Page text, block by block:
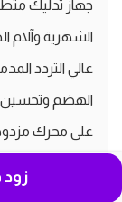
جهاز تدليك
الشهرية وآلام
عالي التردد
الهضم وتحسين
على محرك مزدوج
تتيح لك التحكم